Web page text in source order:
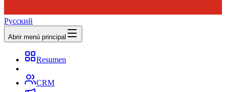
Русский
Abrir menú principal
Resumen
CRM